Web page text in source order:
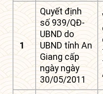
1
Quyết định
số 939/QĐ-
UBND do
UBND tỉnh An
Giang cấp
ngày ngày
30/05/2011